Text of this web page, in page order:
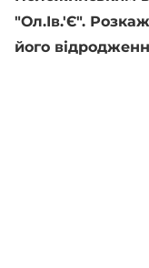
"Ол.Ів.'Є".
його